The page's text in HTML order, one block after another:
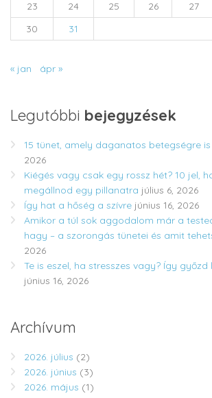
23
24 25 26 27
30
31
« jan ápr »
Legutóbbi bejegyzések
15 tünet, amely daganatos betegségre
2026
Kiégés vagy csak egy rossz hét? 10 jel,
megállnod egy pillanatra július 6, 2026
Így hat a hőség a szívre június 16, 2026
Amikor a túl sok aggodalom már a
hagy – a szorongás tünetei és amit
2026
Te is eszel, ha stresszes vagy? Így
június 16, 2026
Archívum
2026. július (2)
2026. június (3)
2026. május (1)